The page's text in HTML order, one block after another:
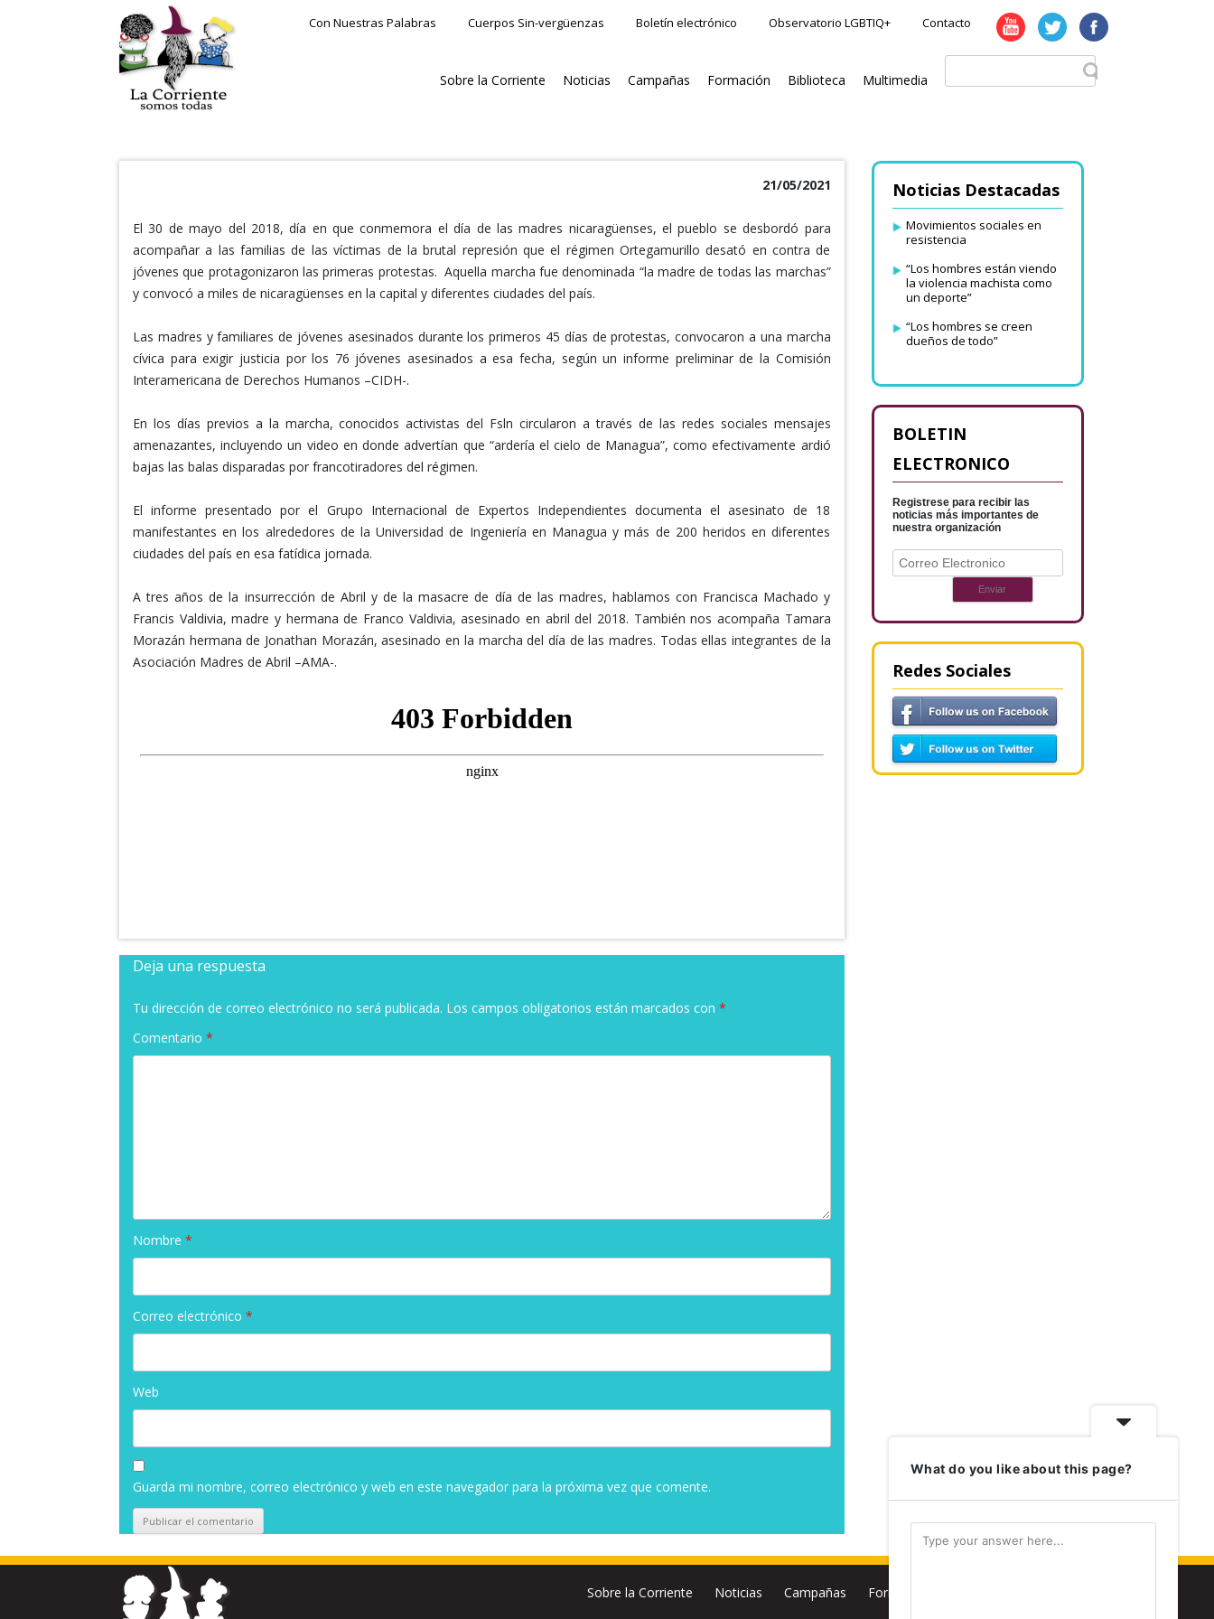
Con Nuestras Palabras Cuerpos Sin-vergüenzas Boletín electrónico Observatorio LGBTIQ+ Contacto
Sobre la Corriente Noticias Campañas Formación Biblioteca Multimedia
21/05/2021
El 30 de mayo del 2018, día en que conmemora el día de las madres nicaragüenses, el pueblo se desbordó para
acompañar a las familias de las víctimas de la brutal represión que el régimen Ortegamurillo desató en contra de
jóvenes que protagonizaron las primeras protestas. Aquella marcha fue denominada “la madre de todas las marchas”
y convocó a miles de nicaragüenses en la capital y diferentes ciudades del país.
Las madres y familiares de jóvenes asesinados durante los primeros 45 días de protestas, convocaron a una marcha
cívica para exigir justicia por los 76 jóvenes asesinados a esa fecha, según un informe preliminar de la Comisión
Interamericana de Derechos Humanos –CIDH-.
En los días previos a la marcha, conocidos activistas del Fsln circularon a través de las redes sociales mensajes
amenazantes, incluyendo un video en donde advertían que “ardería el cielo de Managua”, como efectivamente ardió
bajas las balas disparadas por francotiradores del régimen.
El informe presentado por el Grupo Internacional de Expertos Independientes documenta el asesinato de 18
manifestantes en los alrededores de la Universidad de Ingeniería en Managua y más de 200 heridos en diferentes
ciudades del país en esa fatídica jornada.
A tres años de la insurrección de Abril y de la masacre de día de las madres, hablamos con Francisca Machado y
Francis Valdivia, madre y hermana de Franco Valdivia, asesinado en abril del 2018. También nos acompaña Tamara
Morazán hermana de Jonathan Morazán, asesinado en la marcha del día de las madres. Todas ellas integrantes de la
Asociación Madres de Abril –AMA-.
Deja una respuesta
Tu dirección de correo electrónico no será publicada. Los campos obligatorios están marcados con *
Comentario *
Nombre *
Correo electrónico *
Web
Guarda mi nombre, correo electrónico y web en este navegador para la próxima vez que comente.
Noticias Destacadas
Movimientos sociales en
resistencia
“Los hombres están viendo
la violencia machista como
un deporte”
“Los hombres se creen
dueños de todo”
BOLETIN
ELECTRONICO
Registrese para recibir las
noticias más importantes de
nuestra organización
Redes Sociales
Sobre la Corriente Noticias Campañas Formación
What do you like about this page?